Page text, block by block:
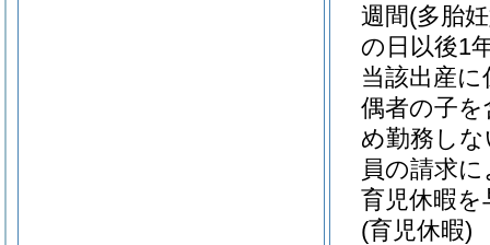
週間(多胎
の日以後1
当該出産
偶者の子を
め勤務し
員の請求
育児休暇
(育児休暇)